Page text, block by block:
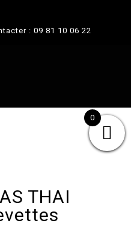
: 09 81 10 06 22
THAI
0